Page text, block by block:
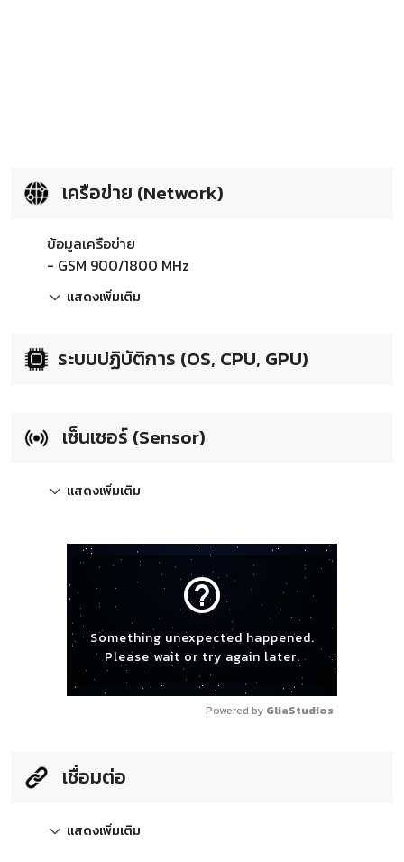
เครือข่าย (Network)
ข้อมูลเครือข่าย
- GSM 900/1800 MHz
แสดงเพิ่มเติม
ระบบปฏิบัติการ (OS, CPU, GPU)
เซ็นเซอร์ (Sensor)
แสดงเพิ่มเติม
help_outline
Something unexpected happened.
Please wait or try again later.
Powered by GliaStudios
เชื่อมต่อ
แสดงเพิ่มเติม